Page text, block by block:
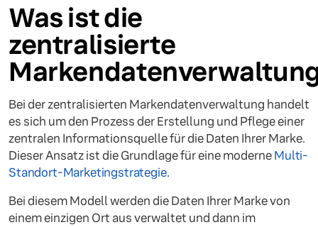
Was ist die
zentralisierte
Bei der zentralisierten Markendatenverwaltung handelt
es sich um den Prozess der Erstellung und Pflege einer
zentralen Informationsquelle für die Daten Ihrer Marke.
Dieser Ansatz ist die Grundlage für eine moderneMulti-
Standort-Marketingstrategie.
Bei diesem Modell werden die Daten Ihrer Marke von
einem einzigen Ort aus verwaltet und dann im